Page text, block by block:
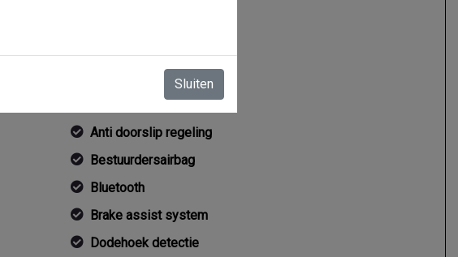
Overige
Anti blokkeer systeem
Anti doorslip regeling
Bestuurdersairbag
Bluetooth
Brake assist system
Dodehoek detectie
Sluiten